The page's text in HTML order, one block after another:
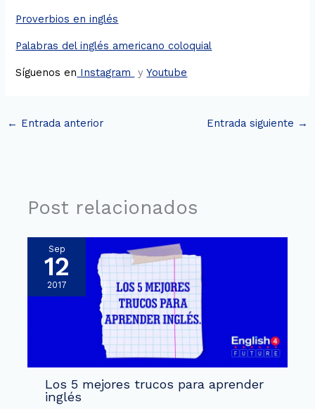
Proverbios en inglés
Palabras del inglés americano coloquial
Síguenos en Instagram yYoutube
← Entrada anterior Entrada siguiente →
Post relacionados
Sep
12
2017
Los 5 mejores trucos para aprender
inglés